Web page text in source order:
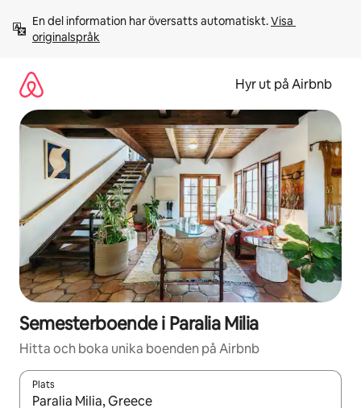
innehåll
En del information har översatts automatiskt. Visa
originalspråk
Hyr ut på Airbnb
Semesterboende i Paralia Milia
Hitta och boka unika boenden på Airbnb
Plats
När resultaten är tillgängliga kan du navigera med upp- och